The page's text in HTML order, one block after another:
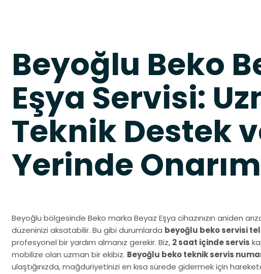
Beyoğlu Beko
Eşya Servisi:
Teknik Destek
Yerinde Onarım
Beyoğlu bölgesinde Beko marka Beyaz Eşya cihazınızın aniden
düzeninizi aksatabilir. Bu gibi durumlarda beyoğlu beko servisi
profesyonel bir yardım almanız gerekir. Biz, 2 saat içinde servis
mobilize olan uzman bir ekibiz. Beyoğlu beko teknik servis
ulaştığınızda, mağduriyetinizi en kısa sürede gidermek için